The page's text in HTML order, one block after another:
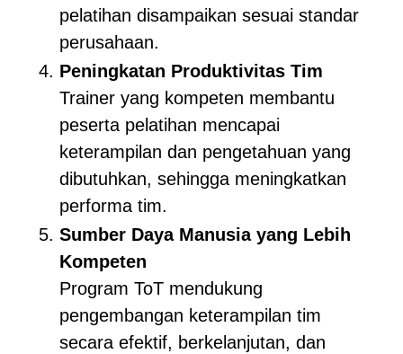
pelatihan disampaikan sesuai standar
perusahaan.
Peningkatan Produktivitas Tim
Trainer yang kompeten membantu
peserta pelatihan mencapai
keterampilan dan pengetahuan yang
dibutuhkan, sehingga meningkatkan
performa tim.
Sumber Daya Manusia yang Lebih
Kompeten
Program ToT mendukung
pengembangan keterampilan tim
secara efektif, berkelanjutan, dan